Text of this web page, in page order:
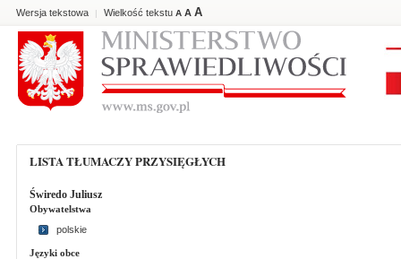
Wersja tekstowa | Wielkość tekstu A A A
LISTA TŁUMACZY PRZYSIĘGŁYCH
Świredo Juliusz
Obywatelstwa
polskie
Języki obce